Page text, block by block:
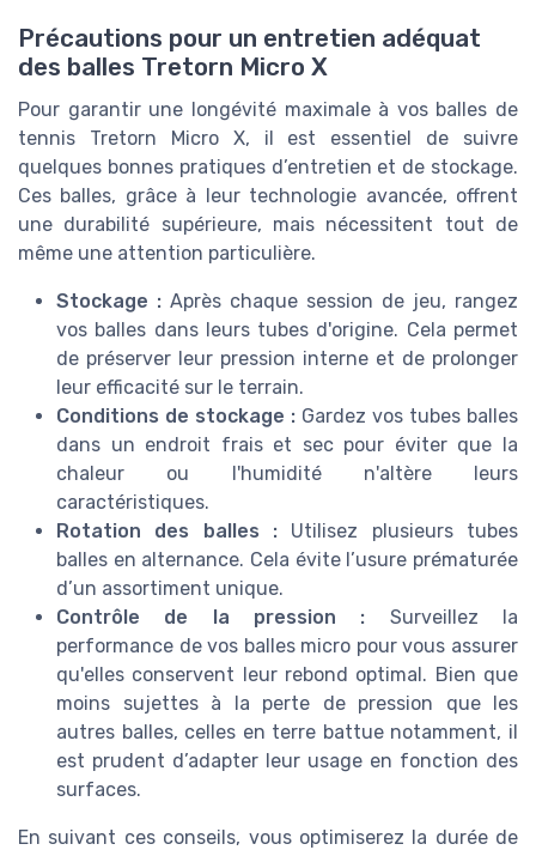
Précautions pour un entretien adéquat
des balles Tretorn Micro X
Pour garantir une longévité maximale à vos balles de
tennis Tretorn Micro X, il est essentiel de suivre
quelques bonnes pratiques d’entretien et de stockage.
Ces balles, grâce à leur technologie avancée, offrent
une durabilité supérieure, mais nécessitent tout de
même une attention particulière.
Stockage : Après chaque session de jeu, rangez
vos balles dans leurs tubes d'origine. Cela permet
de préserver leur pression interne et de prolonger
leur efficacité sur le terrain.
Conditions de stockage : Gardez vos tubes balles
dans un endroit frais et sec pour éviter que la
chaleur ou l'humidité n'altère leurs
caractéristiques.
Rotation des balles : Utilisez plusieurs tubes
balles en alternance. Cela évite l’usure prématurée
d’un assortiment unique.
Contrôle de la pression : Surveillez la
performance de vos balles micro pour vous assurer
qu'elles conservent leur rebond optimal. Bien que
moins sujettes à la perte de pression que les
autres balles, celles en terre battue notamment, il
est prudent d’adapter leur usage en fonction des
surfaces.
En suivant ces conseils, vous optimiserez la durée de